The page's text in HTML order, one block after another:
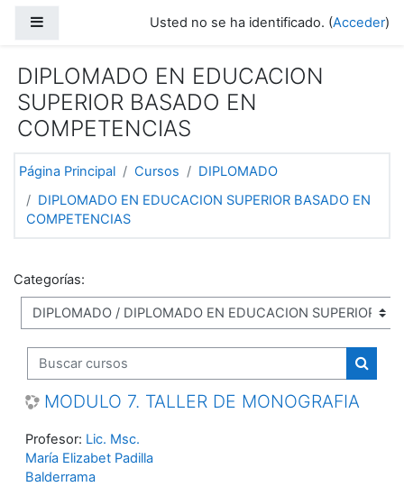
Usted no se ha identificado. (Acceder)
DIPLOMADO EN EDUCACION
SUPERIOR BASADO EN
COMPETENCIAS
Página Principal Cursos
DIPLOMADO
DIPLOMADO EN EDUCACION SUPERIOR BASADO EN
COMPETENCIAS
Categorías:
Buscar cursos
MODULO 7. TALLER DE MONOGRAFIA
Profesor: Lic. Msc.
María Elizabet Padilla
Balderrama